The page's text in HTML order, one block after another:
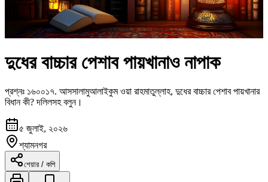
দুধের বাচ্চার পেশাব পায়খানাও নাপাক
প্রশ্নঃ ১৬০০১৭. আসসালামুআলাইকুম ওয়া রাহমাতুল্লাহ, দুধের বাচ্চার পেশাব পায়খানার
বিধান কী? দলিলসহ বলুন।
৫ জুলাই, ২০২৬
শ্যামনগর
শেয়ার / কপি